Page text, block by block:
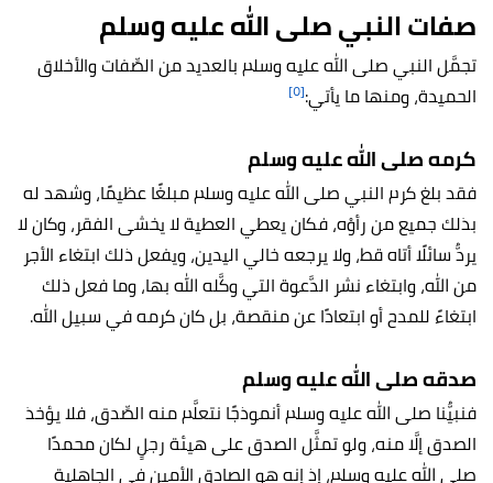
صفات النبي صلى الله عليه وسلم
تجمَّل النبي صلى الله عليه وسلم بالعديد من الصِّفات والأخلاق
الحميدة، ومنها ما يأتي:[٥]
كرمه صلى الله عليه وسلم
فقد بلغ كرم النبي صلى الله عليه وسلم مبلغًا عظيمًا، وشهد له
بذلك جميع من رأوْه، فكان يعطي العطية لا يخشى الفقر، وكان لا
يردُّ سائلًا أتاه قط، ولا يرجعه خالي اليدين، ويفعل ذلك ابتغاء الأجر
من الله، وابتغاء نشر الدَّعوة التي وكَّله الله بها، وما فعل ذلك
ابتغاءً للمدح أو ابتعادًا عن منقصة، بل كان كرمه في سبيل الله.
صدقه صلى الله عليه وسلم
فنبيُّنا صلى الله عليه وسلم أنموذجًا نتعلَّم منه الصِّدق، فلا يؤخذ
الصدق إلَّا منه، ولو تمثَّل الصدق على هيئة رجلٍ لكان محمدًا
صلى الله عليه وسلم، إذ إنه هو الصادق الأمين في الجاهلية